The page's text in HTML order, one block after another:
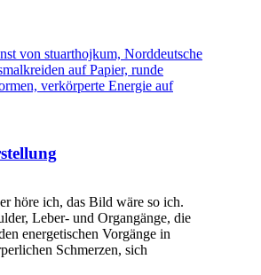
höre ich, das Bild wäre so ich.
Leber- und Organgänge, die
energetischen Vorgänge in
Schmerzen, sich